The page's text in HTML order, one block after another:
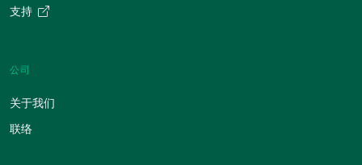
支持
公司
关于我们
联络